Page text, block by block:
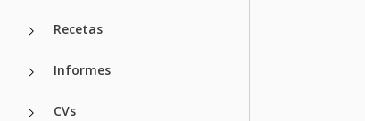
Recetas
Informes
CVs